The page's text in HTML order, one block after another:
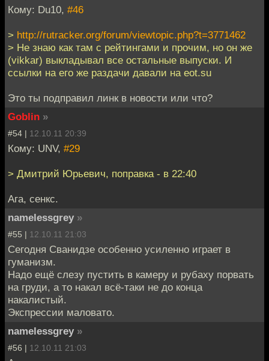
Кому: Du10, #46
> http://rutracker.org/forum/viewtopic.php?t=3771462
> Не знаю как там с рейтингами и прочим, но он же
(vikkar) выкладывал все остальные выпуски. И
ссылки на его же раздачи давали на eot.su
Это ты подправил линк в новости или что?
Goblin »
#54 | 12.10.11 20:39
Кому: UNV, #29
> Дмитрий Юрьевич, поправка - в 22:40
Ага, сенкс.
namelessgrey »
#55 | 12.10.11 21:03
Сегодня Сванидзе особенно усиленно играет в
гуманизм.
Надо ещё слезу пустить в камеру и рубаху порвать
на груди, а то накал всё-таки не до конца
накалистый.
Экспрессии маловато.
namelessgrey »
#56 | 12.10.11 21:03